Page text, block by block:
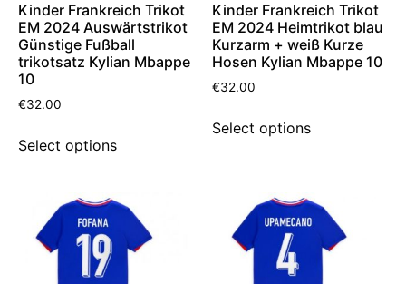
Kinder Frankreich Trikot
EM 2024 Auswärtstrikot
Günstige Fußball
trikotsatz Kylian Mbappe
10
€32.00
Select options
Kinder Frankreich Trikot
EM 2024 Heimtrikot blau
Kurzarm + weiß Kurze
Hosen Kylian Mbappe 10
€32.00
Select options